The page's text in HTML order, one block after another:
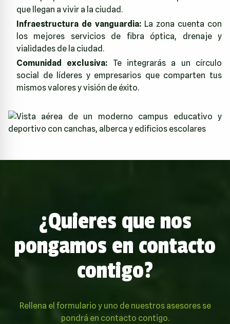
que llegan a vivir a la ciudad.
Infraestructura de vanguardia: La zona cuenta con
los mejores servicios de fibra óptica, drenaje y
vialidades de la ciudad.
Comunidad exclusiva: Te integrarás a un círculo
social de líderes y empresarios que comparten tus
mismos valores y visión de éxito.
¿Quieres que nos
pongamos en contacto
contigo?
Rellena el formulario y uno de nuestros asesores se
pondrá en contacto contigo.